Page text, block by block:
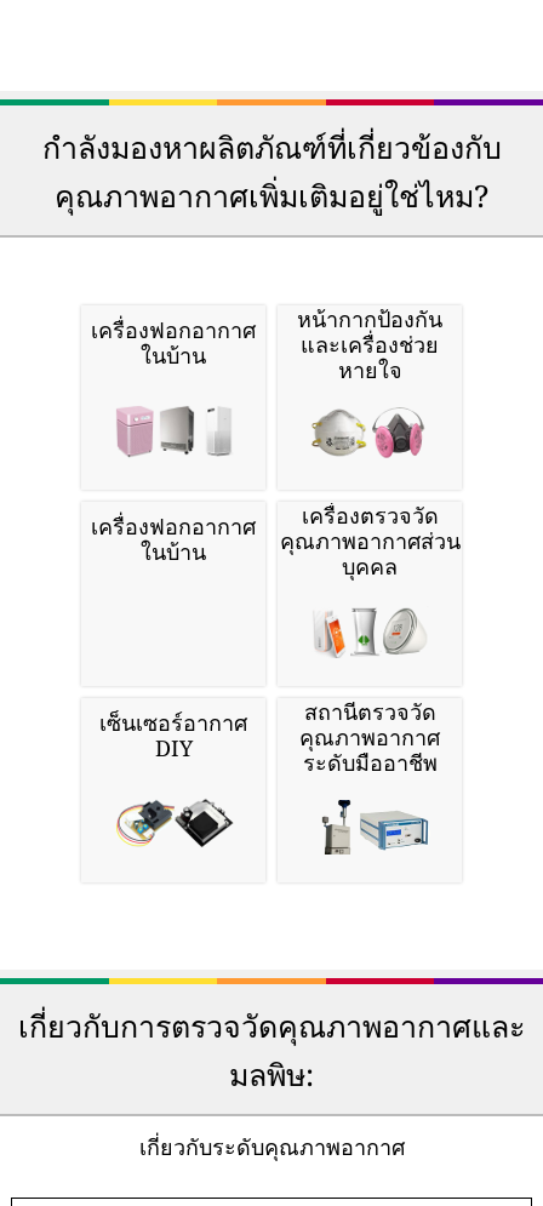
กำลังมองหาผลิตภัณฑ์ที่เกี่ยวข้องกับ
คุณภาพอากาศเพิ่มเติมอยู่ใช่ไหม?
เครื่องฟอกอากาศ
ในบ้าน
หน้ากากป้องกัน
และเครื่องช่วย
หายใจ
เครื่องฟอกอากาศ
ในบ้าน
เครื่องตรวจวัด
คุณภาพอากาศส่วน
บุคคล
เซ็นเซอร์อากาศ
DIY
สถานีตรวจวัด
คุณภาพอากาศ
ระดับมืออาชีพ
เกี่ยวกับการตรวจวัดคุณภาพอากาศและ
มลพิษ:
เกี่ยวกับระดับคุณภาพอากาศ